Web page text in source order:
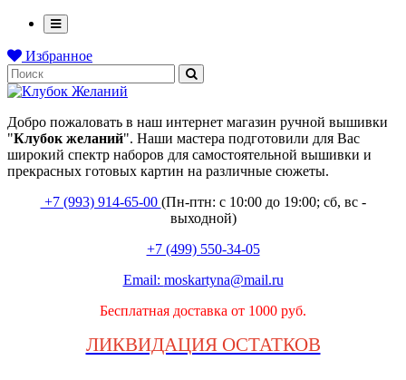
Избранное
Добро пожаловать в наш интернет магазин ручной вышивки
"Клубок желаний". Наши мастера подготовили для Вас
широкий спектр наборов для самостоятельной вышивки и
прекрасных готовых картин на различные сюжеты.
+7 (993) 914-65-00 (Пн-птн: с10:00 до 19:00; сб, вс -
выходной)
+7 (499) 550-34-05
Email: moskartyna@mail.ru
Бесплатная доставка от 1000 руб.
ЛИКВИДАЦИЯ ОСТАТКОВ